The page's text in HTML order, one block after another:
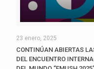
23 enero, 2025
CONTINÚAN ABIERTAS
DEL ENCUENTRO